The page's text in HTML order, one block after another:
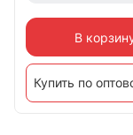
В
Купить по